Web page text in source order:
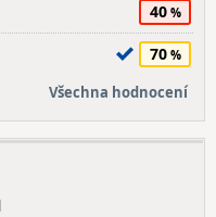
40
70
Všechna hodnocení